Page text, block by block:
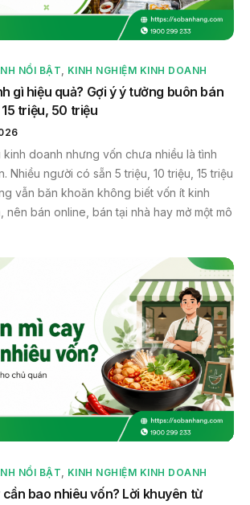
NỔI BẬT, KINH NGHIỆM KINH DOANH
gì hiệu quả? Gợi ý ý tưởng buôn bán
triệu, 50 triệu
kinh doanh nhưng vốn chưa nhiều là tình
Nhiều người có sẵn 5 triệu, 10 triệu, 15 triệu
vẫn băn khoăn không biết vốn ít kinh
nên bán online, bán tại nhà hay mở một mô
NỔI BẬT KINH NGHIỆM KINH DOANH
bao nhiêu vốn? Lời khuyên từ